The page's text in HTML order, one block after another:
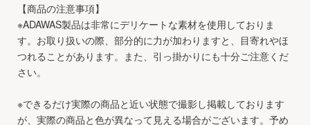
【商品の注意事項】
※ADAWAS製品は非常にデリケートな素材を使用しておりま
す。お取り扱いの際、部分的に力が加わりますと、目寄れやほ
つれることがあります。また、引っ掛かりにも十分ご注意くだ
さい。
※できるだけ実際の商品と近い状態で撮影し掲載しております
が、実際の商品と色が異なって見える場合がございます。予め